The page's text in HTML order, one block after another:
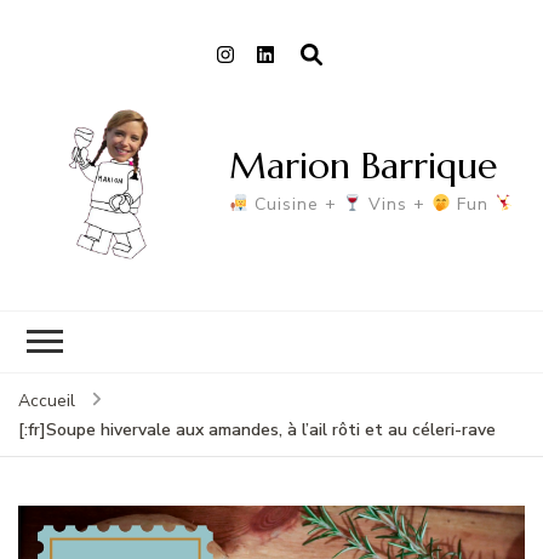
Marion Barrique
Cuisine + Vins + Fun
Accueil
[:fr]Soupe hivervale aux amandes, à l’ail rôti et au céleri-rave